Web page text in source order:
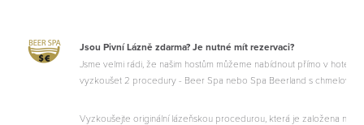
Jsou Pivní Lázně zdarma? Je nutné mít rezervaci?
Jsme velmi rádi, že našim hostům můžeme nabídnout přímo v hotelu
vyzkoušet 2 procedury - Beer Spa nebo Spa Beerland s chmelovou
Vyzkoušejte originální lázeňskou procedurou, která je založena na